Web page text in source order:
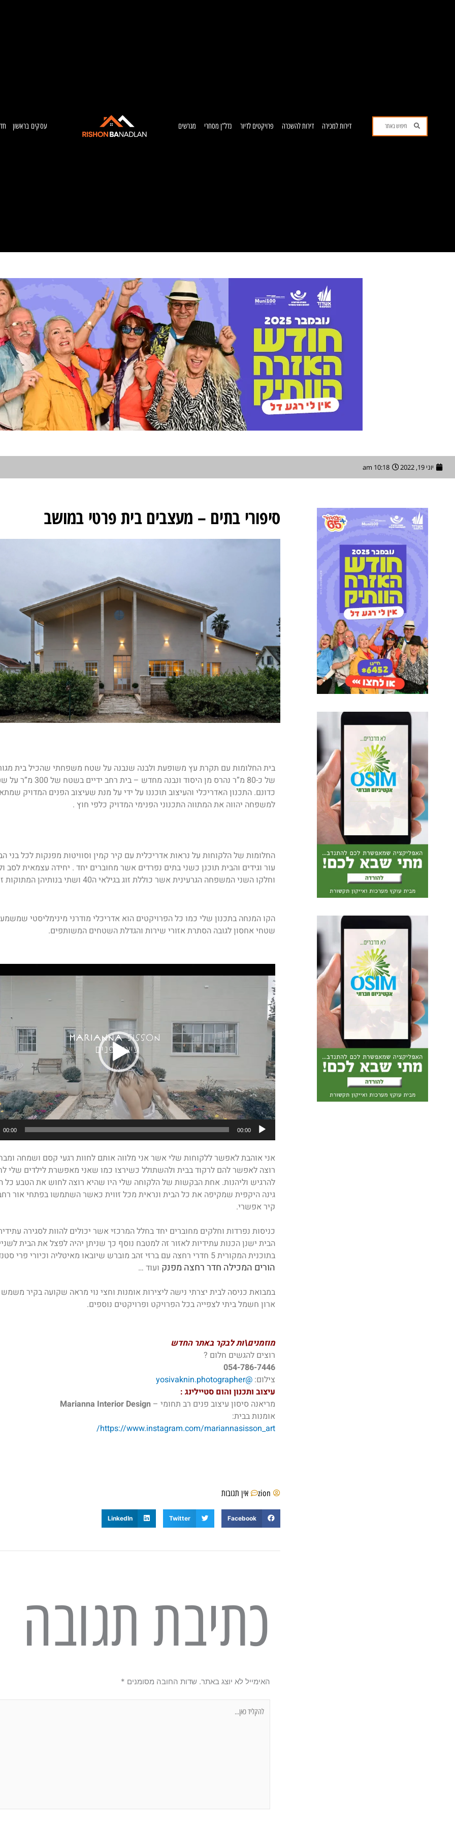
חיפושחיפוש דירות למכירה דירות להשכרה פרויקטים לדיור נדל”ן מסחרי מגרשים עסקים בראשון
יוני 19, 2022 10:18 am
סיפורי בתים – מעצבים בית פרטי במושב
בית החלומות עם תקרת עץ משופעת ולבנה שנבנה על שטח משפחתי שהכיל בית
של כ-80 מ”ר נהרס מן היסוד ונבנה מחדש – בית
כדונם.התכנון האדריכלי והעיצוב תוכננו על ידי על מנת שעיצוב הפנים המדויק
למשפחה יהווה את המתווה התכנוני הפנימי המדויק כלפי חוץ .
החלומות של הלקוחות על נראות אדריכלית עם קיר קמין וסוויטות מפנקות לכל בני
עור וגידים והבית תוכנן כשני בתים נפרדים אשר מחוברים יחד . יחידה עצמאית לסב
וחלקו השני המשפחה הגרעינית אשר כוללת זוג בגילאי ה40 ושתי בנותיהן המתוקות זוג כלבים .
הקו המנחה בתכנון שלי כמו כל הפרויקטים הוא אדריכלי מודרני מינימליסטי
שטחי אחסון לגובה הסתרת אזורי שירות והגדלת השטחים המשותפים.
וידאו
00:00
00:00
אני אוהבת לאפשר ללקוחות שלי אשר אני מלווה אותם לחוות רגעי קסם ושמחה
רוצה לאפשר להם לרקוד בבית ולהשתולל כשירצו כמו שאני מאפשרת לילדים שלי
להרגיש וליהנות. אחת הבקשות של הלקוחה שלי היו שהיא רוצה לחוש את הטבע כל
גינה היקפית שמקיפה את כל הבית ונראית מכל זווית כאשר השתמשו בפתחי אור
קיר אפשרי.
כניסות נפרדות וחלקים מחוברים יחד בחלל המרכזי אשר יכולים להוות לסגירה
הבית ישנן הכנות עתידיות לאזור זה למטבח נוסף כך שניתן יהיה לפצל את הבית
בתוכנית המקורית 5 חדרי רחצה עם ברזי זהב מוברש שיובאו מאיטליה וכיורי פרי סטנדיג
הורים המכילה חדר רחצה מפנק ועוד …
במבואת כניסה לבית יצרתי נישה ליצירות אומנות וחצי נוי מראה שקועה בקיר
ארון חשמל ביתי לצפייה בכל הפרויקט ופרויקטים נוספים.
מוזמנים\ות לבקר באתר החדש
רוצים להגשים חלום ?
054-786-7446
צילום:@yosivaknin.photographer
עיצוב ותכנון והום סטיילינג :
מריאנה סיסון עיצוב פנים רב תחומי –Marianna Interior Design
אומנות בבית:
https://www.instagram.com/mariannasisson_art/
zion אין תגובות
Facebook
Twitter
LinkedIn
כתיבת תגובה
האימייל לא יוצג באתר. שדות החובה מסומנים *
כאן...